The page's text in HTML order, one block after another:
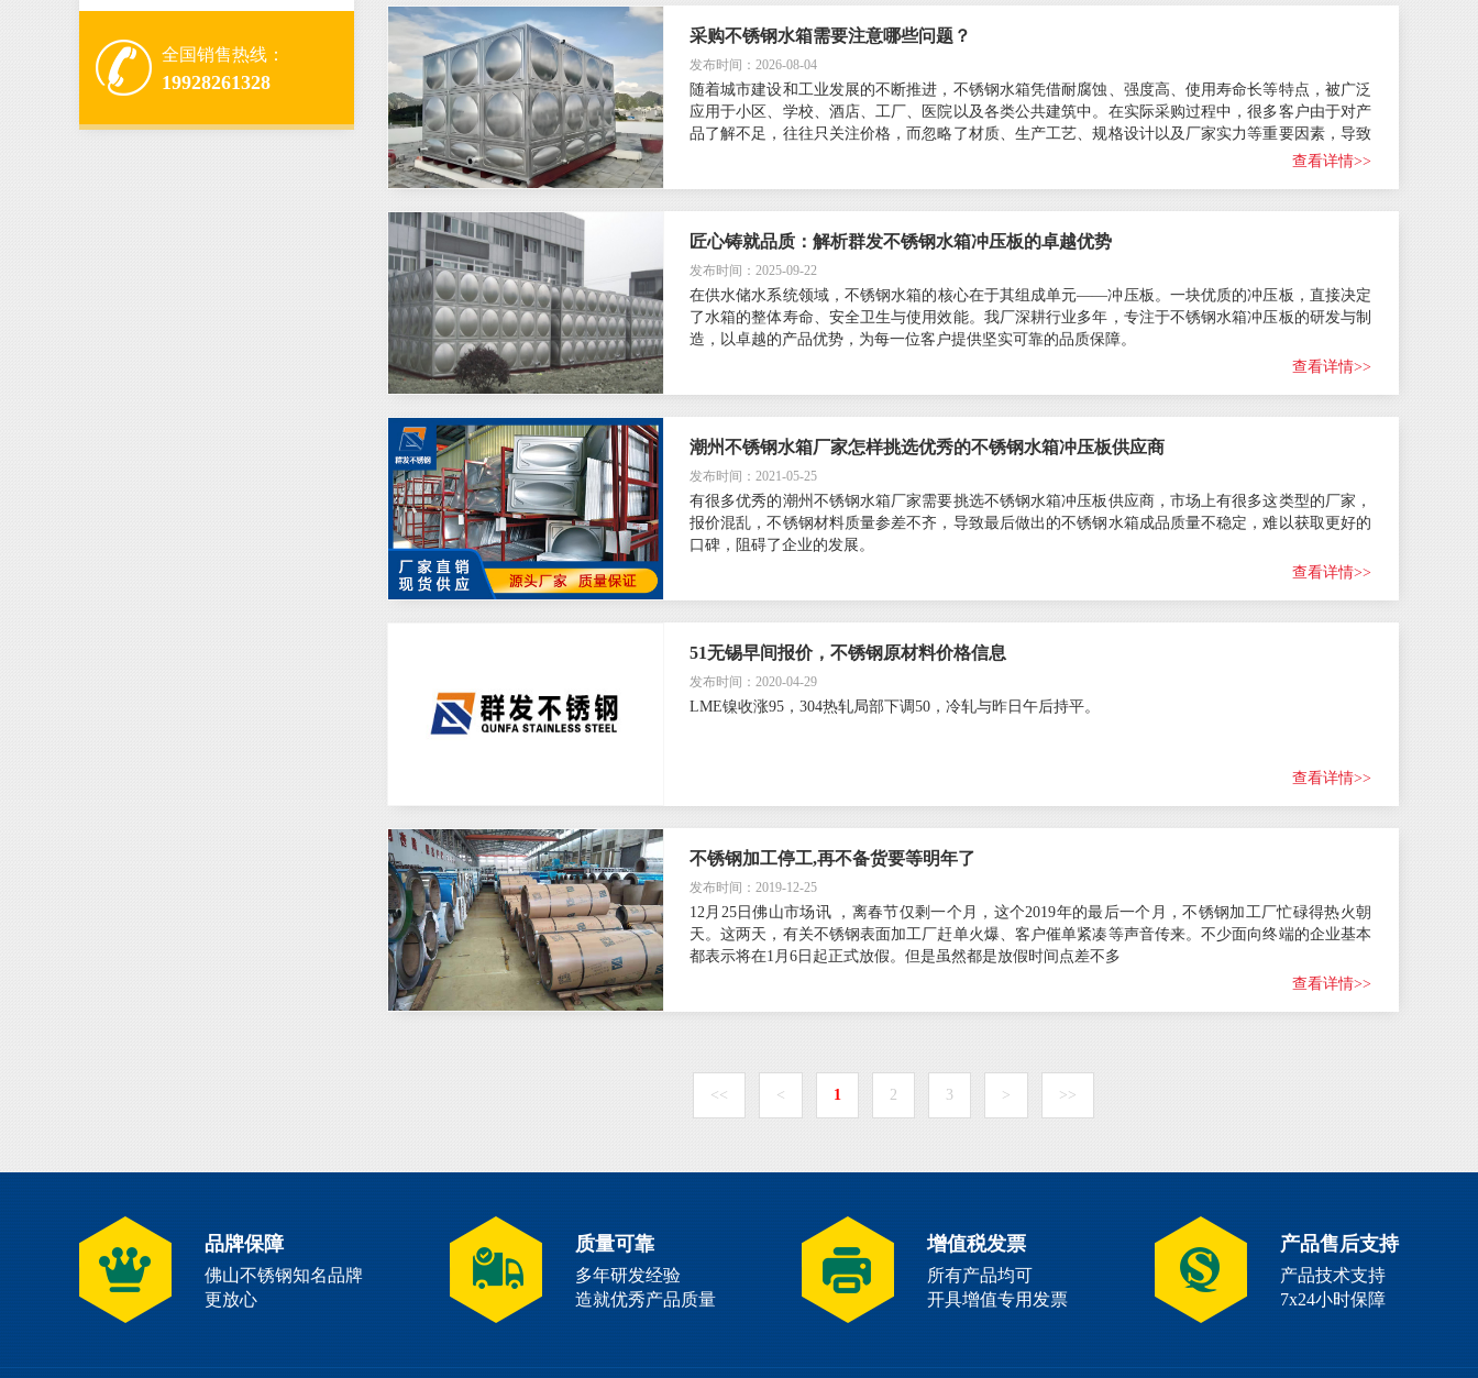
全国销售热线：
19928261328
采购不锈钢水箱需要注意哪些问题？
发布时间：2026-08-04
随着城市建设和工业发展的不断推进，不锈钢水箱凭借耐腐蚀、强度高、使用寿命长等特点，被广泛
应用于小区、学校、酒店、工厂、医院以及各类公共建筑中。在实际采购过程中，很多客户由于对产
品了解不足，往往只关注价格，而忽略了材质、生产工艺、规格设计以及厂家实力等重要因素，导致
查看详情>>
匠心铸就品质：解析群发不锈钢水箱冲压板的卓越优势
发布时间：2025-09-22
在供水储水系统领域，不锈钢水箱的核心在于其组成单元——冲压板。一块优质的冲压板，直接决定
了水箱的整体寿命、安全卫生与使用效能。我厂深耕行业多年，专注于不锈钢水箱冲压板的研发与制
造，以卓越的产品优势，为每一位客户提供坚实可靠的品质保障。
查看详情>>
潮州不锈钢水箱厂家怎样挑选优秀的不锈钢水箱冲压板供应商
发布时间：2021-05-25
有很多优秀的潮州不锈钢水箱厂家需要挑选不锈钢水箱冲压板供应商，市场上有很多这类型的厂家，
报价混乱，不锈钢材料质量参差不齐，导致最后做出的不锈钢水箱成品质量不稳定，难以获取更好的
口碑，阻碍了企业的发展。
查看详情>>
51无锡早间报价，不锈钢原材料价格信息
发布时间：2020-04-29
LME镍收涨95，304热轧局部下调50，冷轧与昨日午后持平。
查看详情>>
不锈钢加工停工,再不备货要等明年了
发布时间：2019-12-25
12月25日佛山市场讯 ，离春节仅剩一个月，这个2019年的最后一个月，不锈钢加工厂忙碌得热火朝
天。这两天，有关不锈钢表面加工厂赶单火爆、客户催单紧凑等声音传来。不少面向终端的企业基本
都表示将在1月6日起正式放假。但是虽然都是放假时间点差不多
查看详情>>
<< < 1 2 3 > >>
品牌保障
佛山不锈钢知名品牌
更放心
质量可靠
多年研发经验
造就优秀产品质量
增值税发票
所有产品均可
开具增值专用发票
产品售后支持
产品技术支持
7x24小时保障